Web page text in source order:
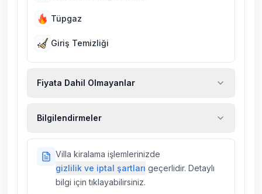
Tüpgaz
Giriş Temizliği
Fiyata Dahil Olmayanlar
sigortaları fiyatlara dahil değildir.
Bilgilendirmeler
villalarımızda düzenli olarak ilaçlama
yapılmaktadır. Buna rağmen çevrede
kelebek, böcek, sinek vs. bulunma ihtimali
Villa kiralama işlemlerinizde
gizlilik ve iptal şartları geçerlidir. Detaylı
bilgi için tıklayabilirsiniz.